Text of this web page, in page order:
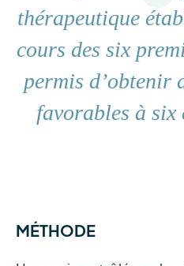
thérapeutique
cours des six
permis d’obtenir
favorables à six
MÉTHODE